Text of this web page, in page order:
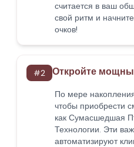
считается в ваш
свой ритм и
очков!
#2 Откройте
По мере
чтобы приобрести
как Сумасшедшая
Технологии. Эти
автоматизируют